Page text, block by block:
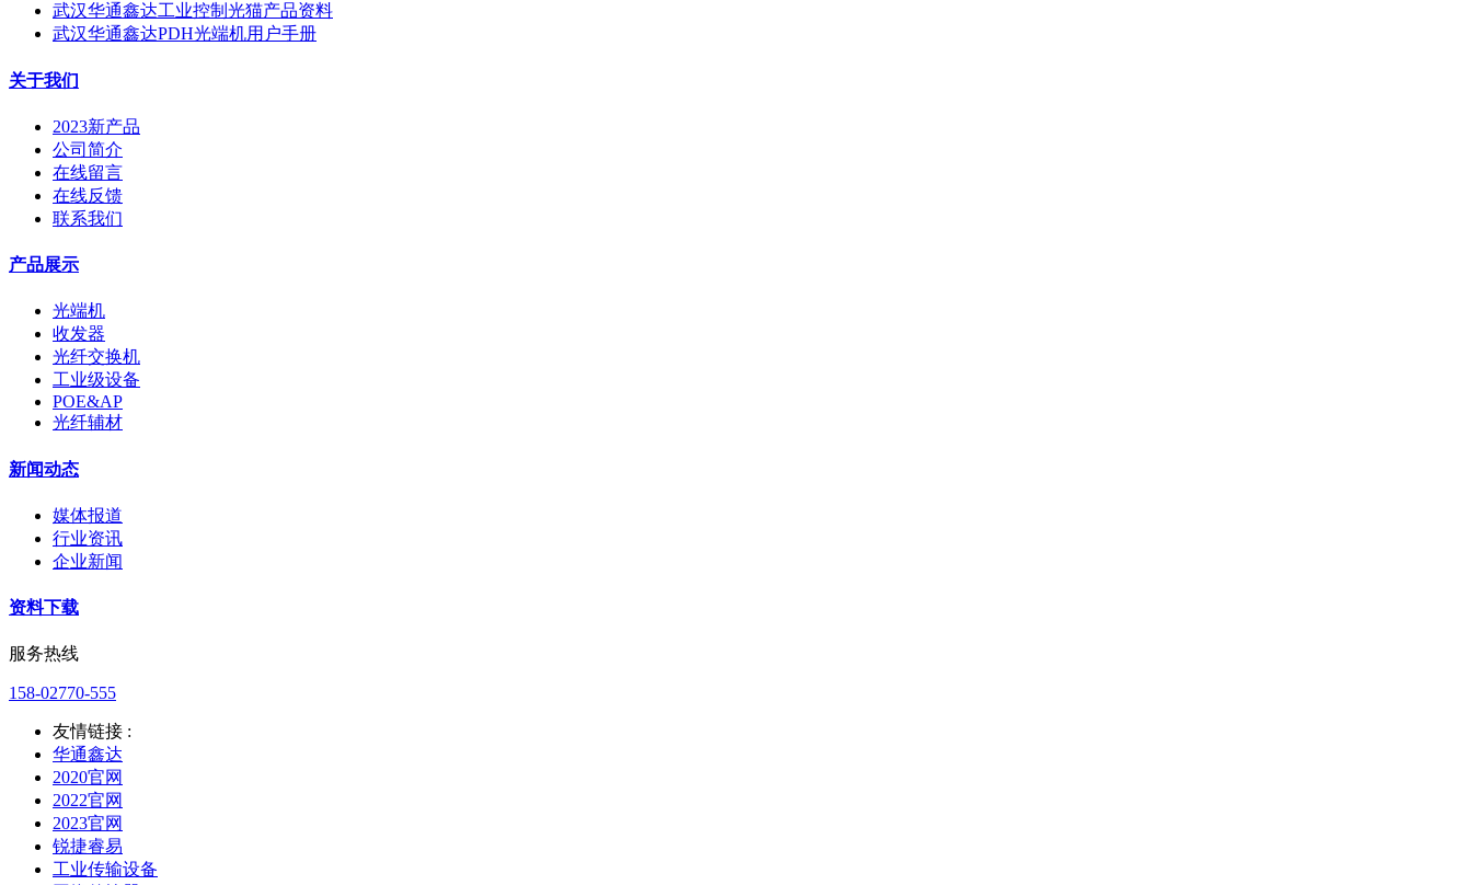
武汉华通鑫达工业控制光猫产品资料
武汉华通鑫达PDH光端机用户手册
关于我们
2023新产品
公司简介
在线留言
在线反馈
联系我们
产品展示
光端机
收发器
光纤交换机
工业级设备
POE&AP
光纤辅材
新闻动态
媒体报道
行业资讯
企业新闻
资料下载
服务热线
158-02770-555
友情链接 :
华通鑫达
2020官网
2022官网
2023官网
锐捷睿易
工业传输设备